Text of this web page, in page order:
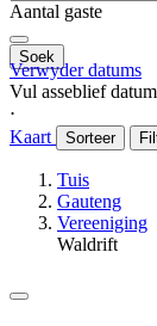
Aantal gaste
Soek
Verwyder datums
Vul asseblief
⋅
Kaart
Sorteer
Tuis
Gauteng
Vereeniging
Waldrift